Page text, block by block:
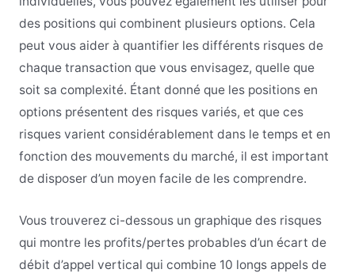
des positions qui combinent plusieurs options. Cela
peut vous aider à quantifier les différents risques de
chaque transaction que vous envisagez, quelle que
soit sa complexité. Étant donné que les positions en
options présentent des risques variés, et que ces
risques varient considérablement dans le temps et en
fonction des mouvements du marché, il est important
de disposer d’un moyen facile de les comprendre.
Vous trouverez ci-dessous un graphique des risques
qui montre les profits/pertes probables d’un écart de
débit d’appel vertical qui combine 10 longs appels de